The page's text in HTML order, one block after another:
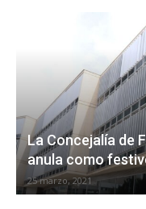
La Concejalía de
anula como
25 marzo, 2021